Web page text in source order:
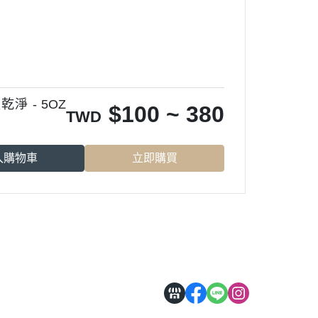
淨 - 5OZ
TWD $100 ~ 380
購物車 立即購買